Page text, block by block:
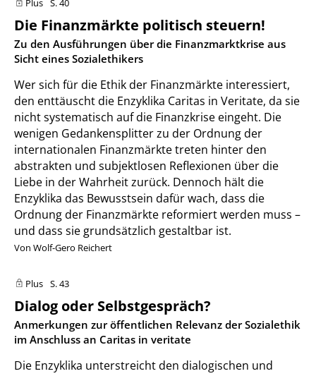
Plus S. 40
Die Finanzmärkte politisch steuern!
:
Zu den Ausführungen über die Finanzmarktkrise aus
Sicht eines Sozialethikers
Wer sich für die Ethik der Finanzmärkte interessiert,
den enttäuscht die Enzyklika Caritas in Veritate, da sie
nicht systematisch auf die Finanzkrise eingeht. Die
wenigen Gedankensplitter zu der Ordnung der
internationalen Finanzmärkte treten hinter den
abstrakten und subjektlosen Reflexionen über die
Liebe in der Wahrheit zurück. Dennoch hält die
Enzyklika das Bewusstsein dafür wach, dass die
Ordnung der Finanzmärkte reformiert werden muss –
und dass sie grundsätzlich gestaltbar ist.
Von Wolf-Gero Reichert
Plus S. 43
Dialog oder Selbstgespräch?
:
Anmerkungen zur öffentlichen Relevanz der Sozialethik
im Anschluss an Caritas in veritate
Die Enzyklika unterstreicht den dialogischen und